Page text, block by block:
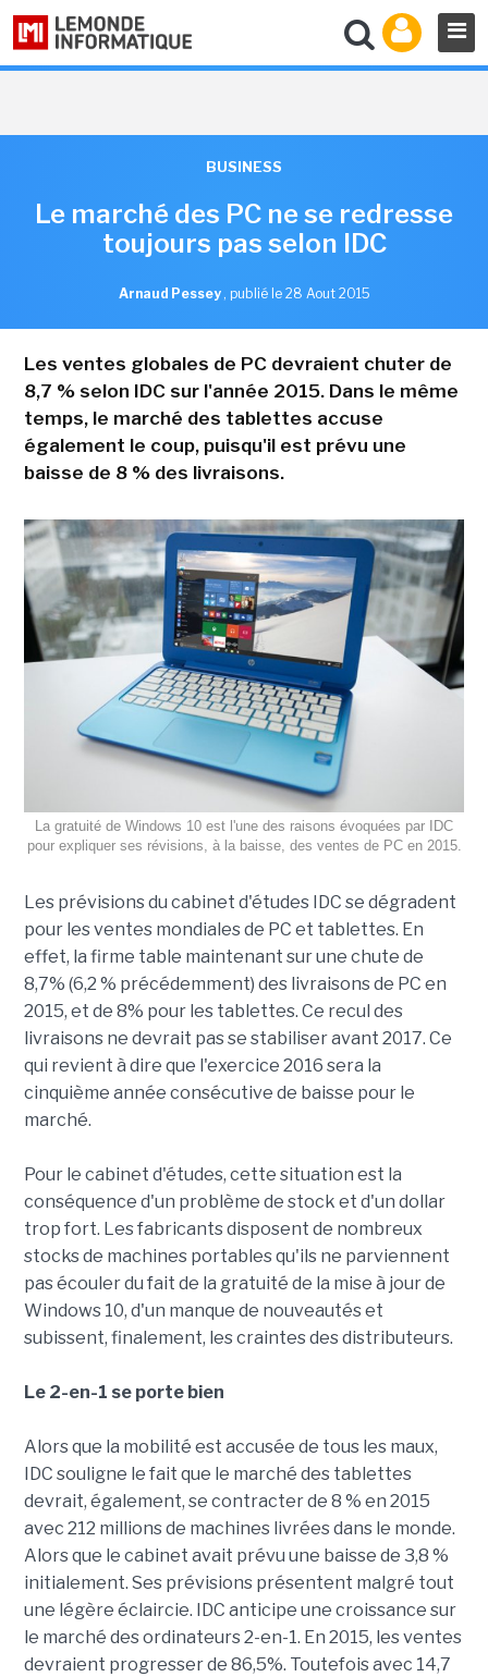
BUSINESS
Le marché des PC ne se redresse
toujours pas selon IDC
Arnaud Pessey , publié le 28 Aout 2015
Les ventes globales de PC devraient chuter de
8,7 % selon IDC sur l'année 2015. Dans le même
temps, le marché des tablettes accuse
également le coup, puisqu'il est prévu une
baisse de 8 % des livraisons.
La gratuité de Windows 10 est l'une des raisons évoquées par IDC
pour expliquer ses révisions, à la baisse, des ventes de PC en 2015.
Les prévisions du cabinet d'études IDC se dégradent
pour les ventes mondiales de PC et tablettes. En
effet, la firme table maintenant sur une chute de
8,7% (6,2 % précédemment) des livraisons de PC en
2015, et de 8% pour les tablettes. Ce recul des
livraisons ne devrait pas se stabiliser avant 2017. Ce
qui revient à dire que l'exercice 2016 sera la
cinquième année consécutive de baisse pour le
marché.
Pour le cabinet d'études, cette situation est la
conséquence d'un problème de stock et d'un dollar
trop fort. Les fabricants disposent de nombreux
stocks de machines portables qu'ils ne parviennent
pas écouler du fait de la gratuité de la mise à jour de
Windows 10, d'un manque de nouveautés et
subissent, finalement, les craintes des distributeurs.
Le 2-en-1 se porte bien
Alors que la mobilité est accusée de tous les maux,
IDC souligne le fait que le marché des tablettes
devrait, également, se contracter de 8 % en 2015
avec 212 millions de machines livrées dans le monde.
Alors que le cabinet avait prévu une baisse de 3,8 %
initialement. Ses prévisions présentent malgré tout
une légère éclaircie. IDC anticipe une croissance sur
le marché des ordinateurs 2-en-1. En 2015, les ventes
devraient progresser de 86,5%. Toutefois avec 14,7